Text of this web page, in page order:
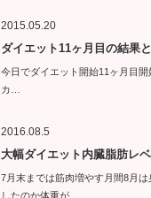
2015.05.20
ダイエット11ヶ月目の結果
今日でダイエット開始11ヶ月目
カ…
2016.08.5
大幅ダイエット内臓脂肪レ
7月末までは筋肉増やす月間8月
したのか体重が…